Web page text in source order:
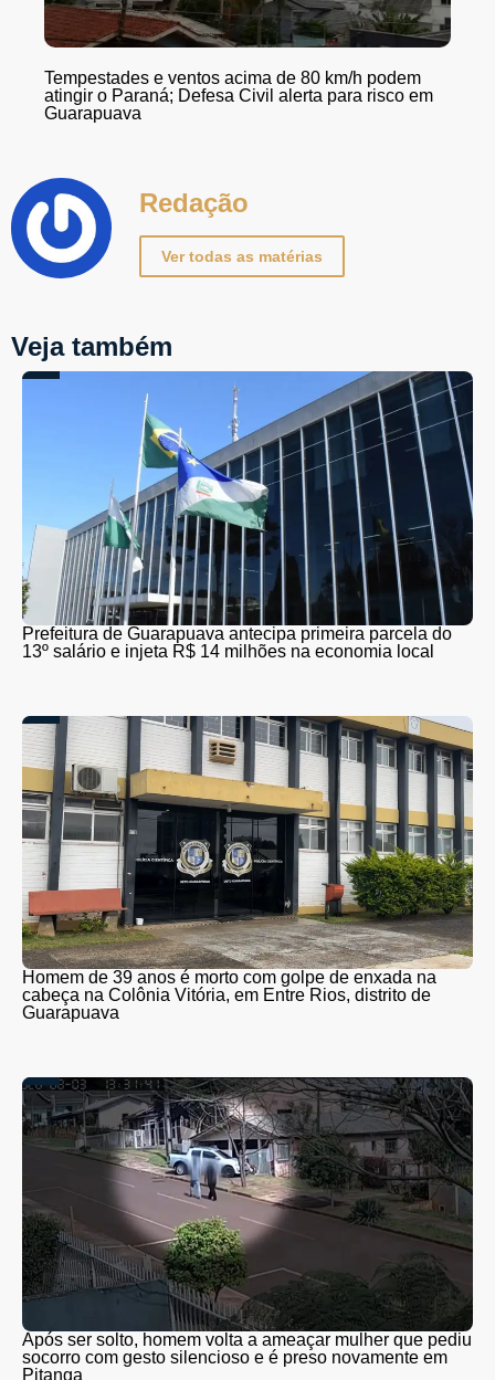
Tempestades e ventos acima de 80 km/h podem
atingir o Paraná; Defesa Civil alerta para risco em
Guarapuava
Redação
Ver todas as matérias
Veja também
Prefeitura de Guarapuava antecipa primeira parcela do
13º salário e injeta R$ 14 milhões na economia local
Homem de 39 anos é morto com golpe de enxada na
cabeça na Colônia Vitória, em Entre Rios, distrito de
Guarapuava
Após ser solto, homem volta a ameaçar mulher que pediu
socorro com gesto silencioso e é preso novamente em
Pitanga